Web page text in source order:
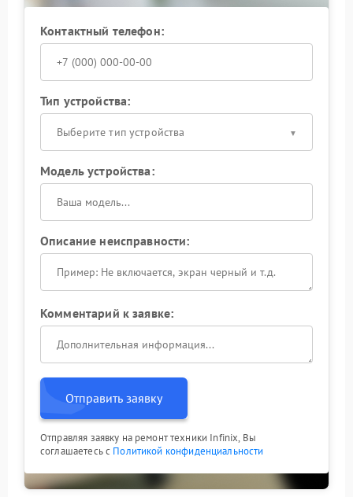
Контактный телефон:
Тип устройства:
Выберите тип устройства
Модель устройства:
Описание неисправности:
Комментарий к заявке:
Отправить заявку
Отправляя заявку на ремонт техники Infinix, Вы
соглашаетесь с Политикой конфиденциальности